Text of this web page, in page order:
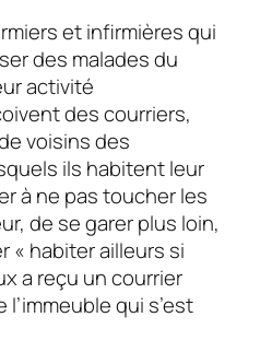
et infirmières qui
des malades du
activité
des courriers,
voisins des
ils habitent leur
à ne pas toucher les
de se garer plus loin,
« habiter ailleurs si
a reçu un courrier
qui s’est